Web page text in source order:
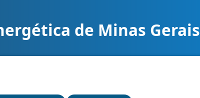
Engenharia Mecatrônica - Conhecimentos Básicos
de Minas Gerais